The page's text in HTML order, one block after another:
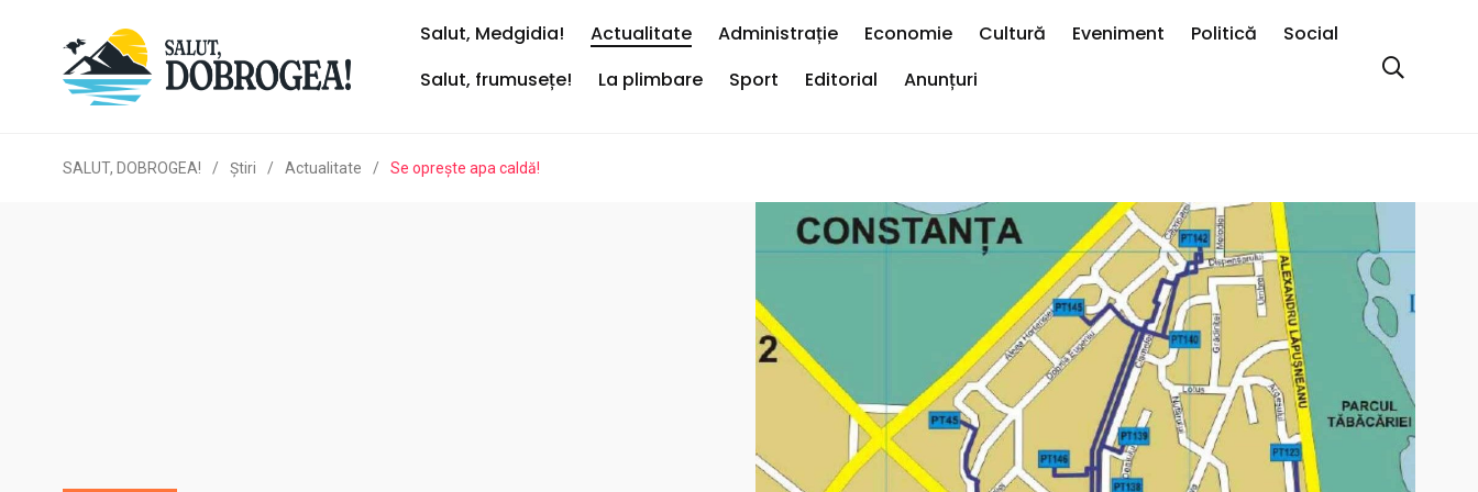
Salut, Medgidia! Actualitate Administrație Economie Cultură Eveniment Politică
Social
Salut, frumusețe!
La plimbare Sport Editorial Anunțuri
SALUT, DOBROGEA! / Ştiri / Actualitate / Se oprește apa caldă!